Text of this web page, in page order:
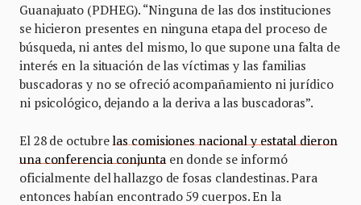
Guanajuato (PDHEG). “Ninguna de las dos instituciones
se hicieron presentes en ninguna etapa del proceso de
búsqueda, ni antes del mismo, lo que supone una falta de
interés en la situación de las víctimas y las familias
buscadoras y no se ofreció acompañamiento ni jurídico
ni psicológico, dejando a la deriva a las buscadoras”.
El 28 de octubre las comisiones nacional y estatal dieron
una conferencia conjunta en donde se informó
oficialmente del hallazgo de fosas clandestinas. Para
entonces habían encontrado 59 cuerpos. En la